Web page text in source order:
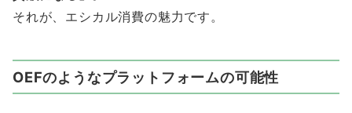
それが、エシカル消費の魅力です。
OEFのようなプラットフォームの可能性